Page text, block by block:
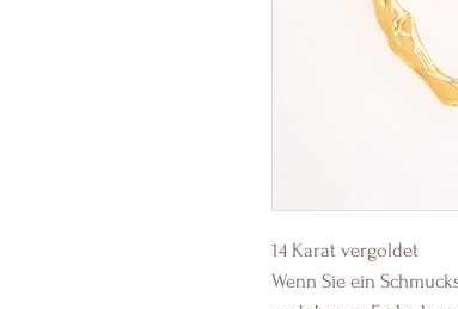
14 Karat vergoldet
Wenn Sie ein